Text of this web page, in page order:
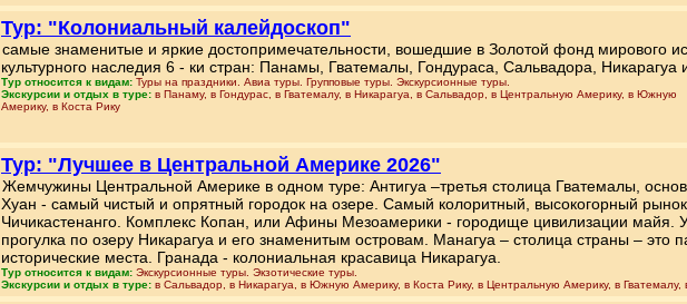
Тур: "Колониальный калейдоскоп"
самые знаменитые и яркие достопримечательности, вошедшие в Золотой фонд мирового
культурного наследия 6 - ки стран: Панамы, Гватемалы, Гондураса, Сальвадора, Никарагуа
Тур относится к видам: Туры на праздники. Авиа туры. Групповые туры. Экскурсионные туры.
Экскурсии и отдых в туре: в Панаму, в Гондурас, в Гватемалу, в Никарагуа, в Сальвадор, в Центральную Америку, в Южную
Америку, в Коста Рику
Тур: "Лучшее в Центральной Америке 2026"
Жемчужины Центральной Америке в одном туре: Антигуа –третья столица Гватемалы,
Хуан - самый чистый и опрятный городок на озере. Самый колоритный, высокогорный
Чичикастенанго. Комплекс Копан, или Афины Мезоамерики - городище цивилизации майя.
прогулка по озеру Никарагуа и его знаменитым островам. Манагуа – столица страны – это
исторические места. Гранада - колониальная красавица Никарагуа.
Тур относится к видам: Экскурсионные туры. Экзотические туры.
Экскурсии и отдых в туре: в Сальвадор, в Никарагуа, в Южную Америку, в Коста Рику, в Центральную Америку, в Гватемалу,